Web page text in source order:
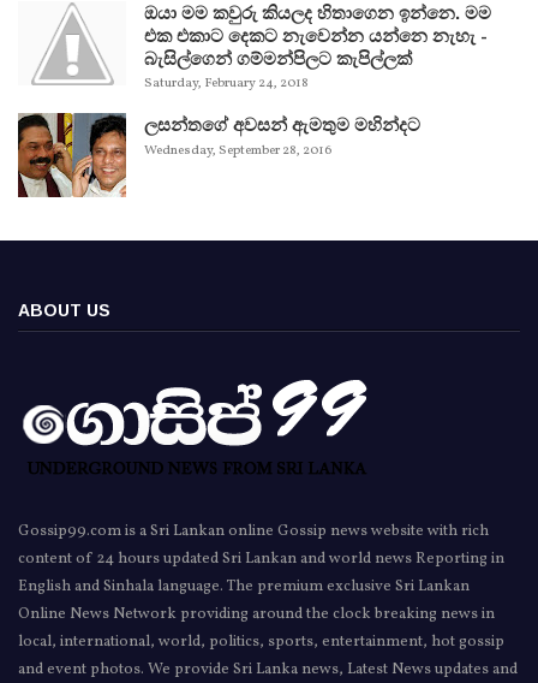
ඔයා මම කවුරු කියලද හිතාගෙන ඉන්නෙ. මම
එක එකාට දෙකට නැවෙන්න යන්නෙ නැහැ -
බැසිල්ගෙන් ගම්මන්පිලට කැපිල්ලක්
Saturday, February 24, 2018
ලසන්තගේ අවසන් ඇමතුම මහින්දට
Wednesday, September 28, 2016
ABOUT US
Gossip99.com is a Sri Lankan online Gossip news website with rich
content of 24 hours updated Sri Lankan and world news Reporting in
English and Sinhala language. The premium exclusive Sri Lankan
Online News Network providing around the clock breaking news in
local, international, world, politics, sports, entertainment, hot gossip
and event photos. We provide Sri Lanka news, Latest News updates and